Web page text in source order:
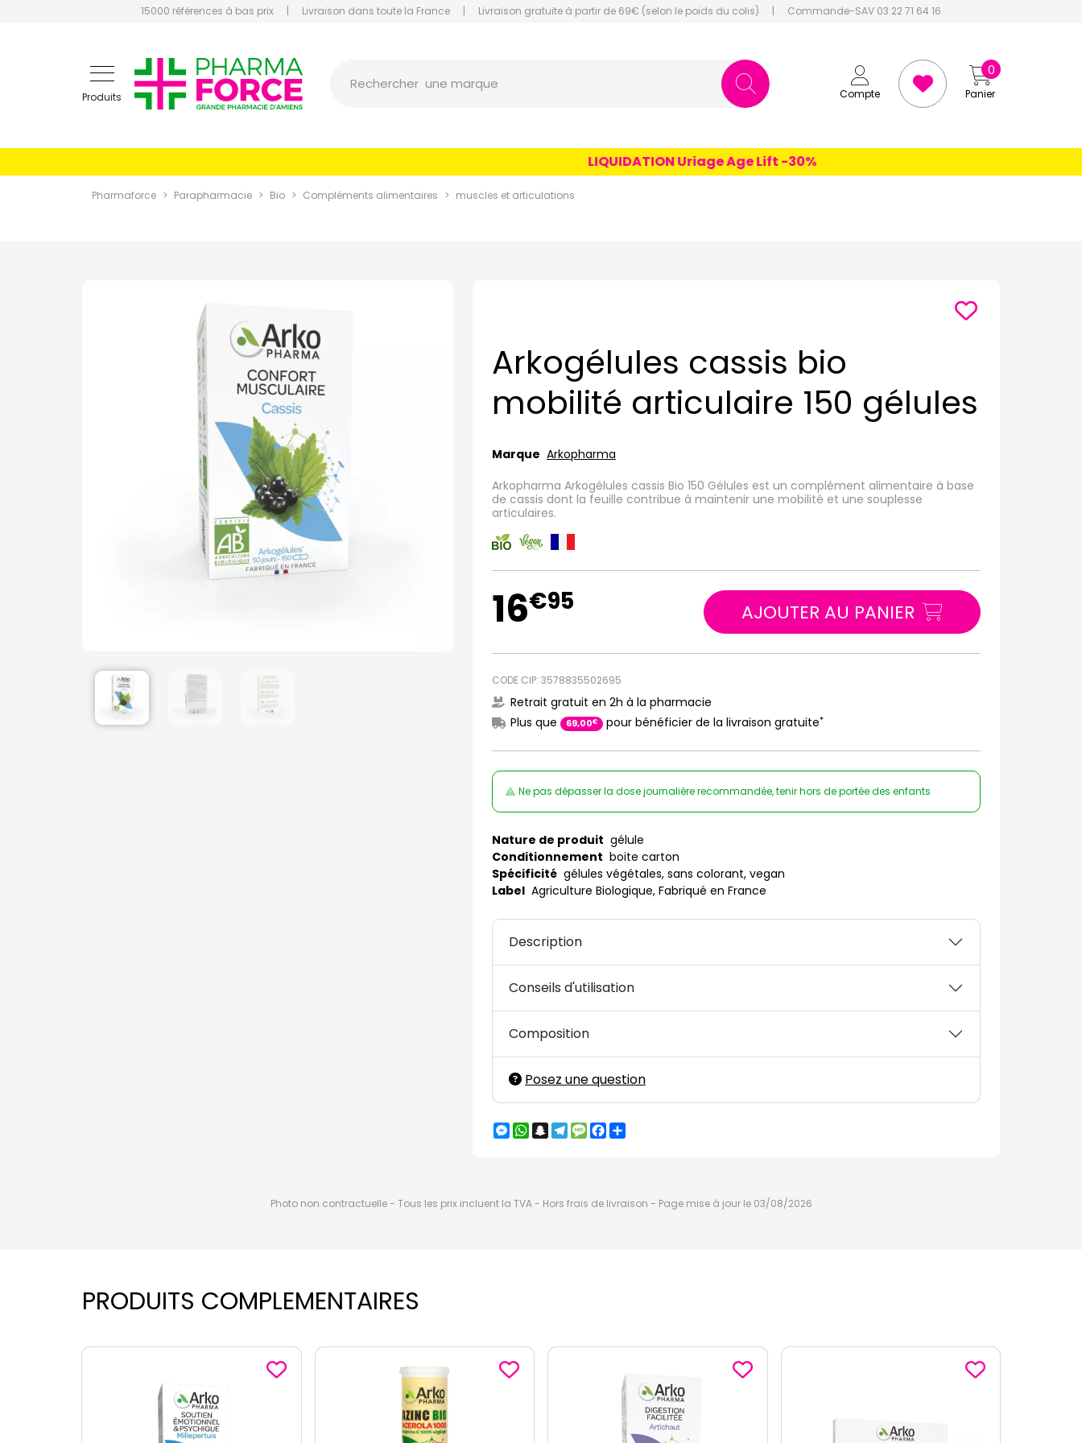
15000 références à bas prix | Livraison dans toute la France | Livraison gratuite à partir de 69€ (selon le poids du colis) | Commande-SAV 03 22 71 64 16
Produits Compte Panier
0
Rechercher
LIQUIDATION Uriage Age Lift -30%
Pharmaforce Parapharmacie Bio Compléments alimentaires muscles et articulations
Arkogélules cassis bio
mobilité articulaire 150 gélules
Marque Arkopharma
Arkopharma Arkogélules cassis Bio 150 Gélules est un complément alimentaire à base
de cassis dont la feuille contribue à maintenir une mobilité et une souplesse
articulaires.
16€95 AJOUTER AU PANIER
CODE CIP: 3578835502695
Retrait gratuit en 2h à la pharmacie
Plus que
69,00€ pour bénéficier de la livraison gratuite*
Ne pas dépasser la dose journalière recommandée, tenir hors de portée des enfants
Nature de produit gélule
Conditionnement boite carton
Spécificité gélules végétales, sans colorant, vegan
Label Agriculture Biologique, Fabriqué en France
Description
Conseils d'utilisation
Composition
Posez une question
Messenger
WhatsApp
Snapchat
Telegram
MessageFacebook
Photo non contractuelle - Tous les prix incluent la TVA - Hors frais de livraison - Page mise à jour le 03/08/2026
PRODUITS COMPLEMENTAIRES